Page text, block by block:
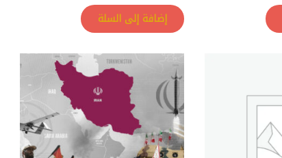
إضافة إلى السلة